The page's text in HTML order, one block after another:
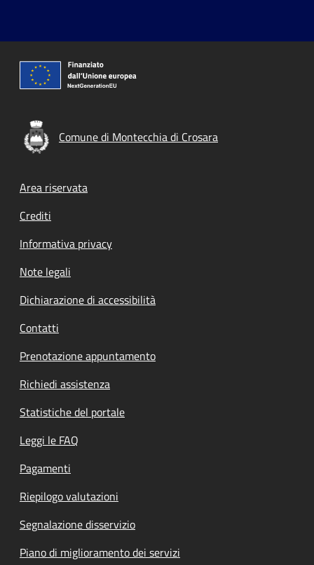
Comune di Montecchia di Crosara
Footer menu
Area riservata
Crediti
Informativa privacy
Note legali
Dichiarazione di accessibilità
Contatti
Prenotazione appuntamento
Richiedi assistenza
Statistiche del portale
Leggi le FAQ
Pagamenti
Riepilogo valutazioni
Segnalazione disservizio
Piano di miglioramento dei servizi